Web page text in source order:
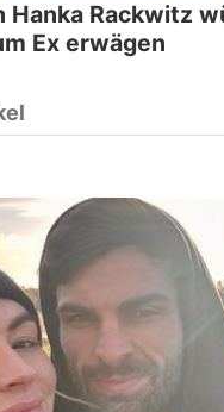
Hanka Rackwitz
Ex erwägen